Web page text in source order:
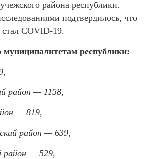
района республики.
подтвердилось, что
COVID-19.
муниципалитетам республики:
район — 1158,
— 819,
район — 639,
район — 529,